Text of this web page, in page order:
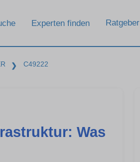
Experten finden Ratgeber
❯ C49222
Was